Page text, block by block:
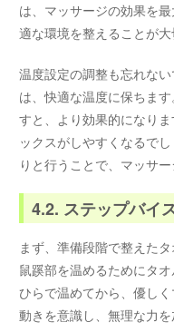
は、マッサージの効果を
適な環境を整えることが大
温度設定の調整も忘れな
は、快適な温度に保ちま
すと、より効果的になり
ックスがしやすくなるで
りと行うことで、マッサ
4.2. ステップバイ
まず、準備段階で整えた
鼠蹊部を温めるためにタ
ひらで温めてから、優し
動きを意識し、無理な力を